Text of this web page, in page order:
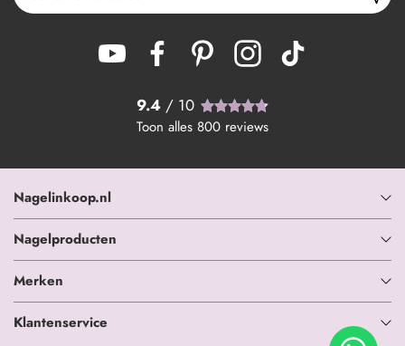
9.4 / 10
Toon alles 800 reviews
Nagelinkoop.nl
Nagelproducten
Merken
Klantenservice